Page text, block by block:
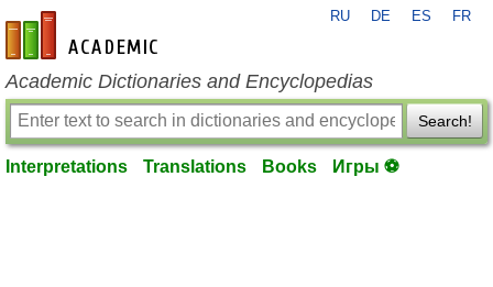
en-academic.com
RU DE ES FR
Academic Dictionaries and Encyclopedias
Search!
Interpretations Translations Books Игры ⚽